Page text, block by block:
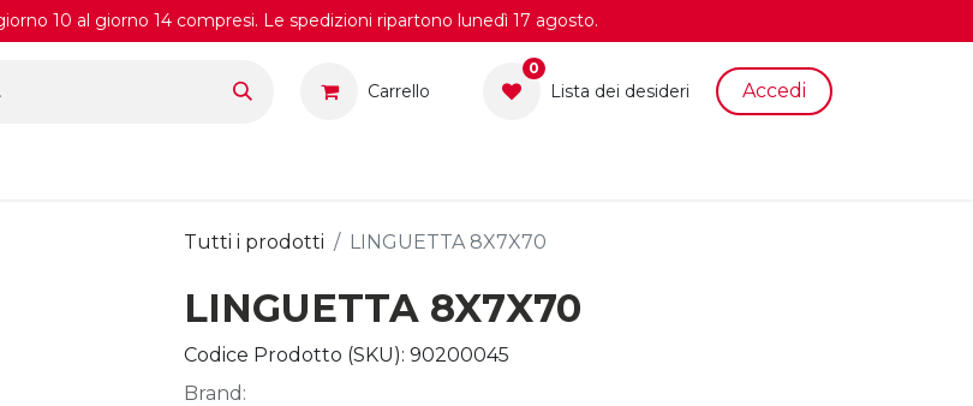
10 al giorno 14 compresi. Le spedizioni ripartono lunedì 17 agosto.
Carrello
0
Lista dei desid​eri Accedi
Tutti i prodotti LINGUETTA 8X7X70
LINGUETTA 8X7X70
Codice Prodotto (SKU): 90200045
Brand: